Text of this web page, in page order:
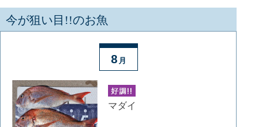
今が狙い目!!のお魚
8 月
マダイ